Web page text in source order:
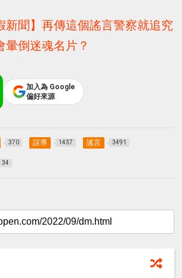
新聞】再傳這個謠言警察就追究
暈倒迷魂名片？
加入為 Google
偏好來源
370 誤導 1437 謠言 3491
34